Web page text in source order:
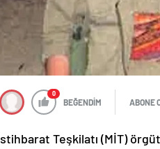
0
BEĞENDİM ABONE
Teşkilatı (MİT)